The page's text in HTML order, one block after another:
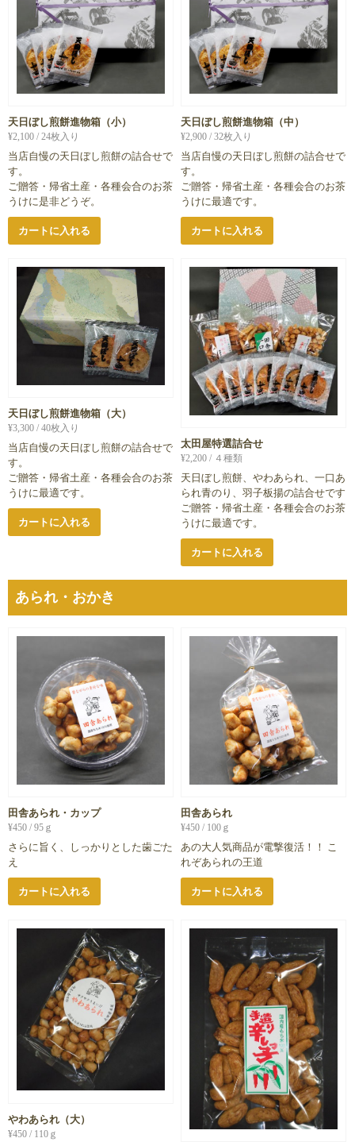
天日ぼし煎餅進物箱（小）
¥2,100 / 24枚入り
当店自慢の天日ぼし煎餅の詰合せで
す。
ご贈答・帰省土産・各種会合のお茶
うけに是非どうぞ。
カートに入れる
天日ぼし煎餅進物箱（中）
¥2,900 / 32枚入り
当店自慢の天日ぼし煎餅の詰合せで
す。
ご贈答・帰省土産・各種会合のお茶
うけに最適です。
カートに入れる
天日ぼし煎餅進物箱（大）
¥3,300 / 40枚入り
当店自慢の天日ぼし煎餅の詰合せで
す。
ご贈答・帰省土産・各種会合のお茶
うけに最適です。
カートに入れる
太田屋特選詰合せ
¥2,200 / ４種類
天日ぼし煎餅、やわあられ、一口あ
られ青のり、羽子板揚の詰合せです
ご贈答・帰省土産・各種会合のお茶
うけに最適です。
カートに入れる
あられ・おかき
田舎あられ・カップ
¥450 / 95ｇ
さらに旨く、しっかりとした歯ごた
え
カートに入れる
田舎あられ
¥450 / 100ｇ
あの大人気商品が電撃復活！！ こ
れぞあられの王道
カートに入れる
やわあられ（大）
¥450 / 110ｇ